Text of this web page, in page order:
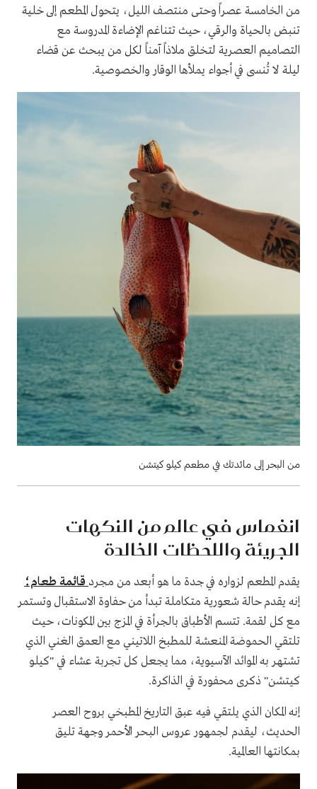
من الخامسة عصراً وحتى منتصف الليل، يتحول المطعم إلى خلية
تنبض بالحياة والرقي، حيث تتناغم الإضاءة المدروسة مع
التصاميم العصرية لتخلق ملاذاً آمناً لكل من يبحث عن قضاء
ليلة لا تُنسى في أجواء يملأها الوقار والخصوصية.
من البحر إلى مائدتك في مطعم كيلو كيتشن
انغماس في عالم من النكهات
الجريئة واللحظات الخالدة
يقدم المطعم لزواره في جدة ما هو أبعد من مجرد قائمة طعام؛
إنه يقدم حالة شعورية متكاملة تبدأ من حفاوة الاستقبال وتستمر
مع كل لقمة. تتسم الأطباق بالجرأة في المزج بين المكونات، حيث
تلتقي الحموضة المنعشة للمطبخ اللاتيني مع العمق الغني الذي
تشتهر به الموائد الآسيوية، مما يجعل كل تجربة عشاء في "كيلو
كيتشن" ذكرى محفورة في الذاكرة.
إنه المكان الذي يلتقي فيه عبق التاريخ المطبخي بروح العصر
الحديث، ليقدم لجمهور عروس البحر الأحمر وجهة تليق
بمكانتها العالمية.